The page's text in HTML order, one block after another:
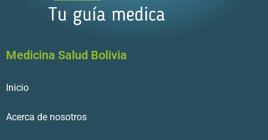
Medicina Salud Bolivia
Inicio
Acerca de nosotros